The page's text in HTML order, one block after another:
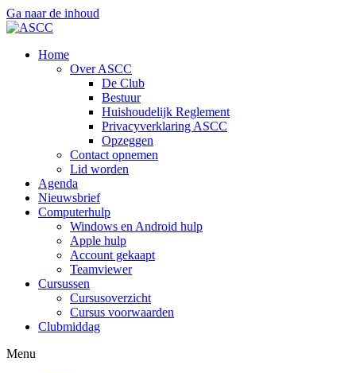
Ga naar de inhoud
Home
Over ASCC
De Club
Bestuur
Huishoudelijk Reglement
Privacyverklaring ASCC
Opzeggen
Contact opnemen
Lid worden
Agenda
Nieuwsbrief
Computerhulp
Windows en Android hulp
Apple hulp
Account gekaapt
Teamviewer
Cursussen
Cursusoverzicht
Cursus voorwaarden
Clubmiddag
Menu